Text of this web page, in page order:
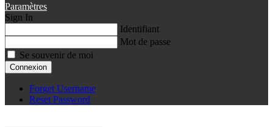
Paramètres
Sign In
Identifiant
Mot de passe
Se souvenir de moi
Connexion
Forget Username
Reset Password